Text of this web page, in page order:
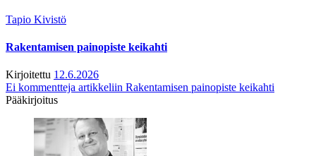
Tapio Kivistö
Rakentamisen painopiste keikahti
Kirjoitettu 12.6.2026
Ei kommentteja artikkeliin Rakentamisen painopiste keikahti
Pääkirjoitus